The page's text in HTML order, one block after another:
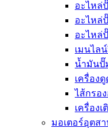
อะไหล่ปั๊
อะไหล่
อะไหล่ปั๊
เมนไล
น้ำมันปั๊
เครื่อง
ไส้กรอ
เครื่อง
มอเตอร์อุตสา